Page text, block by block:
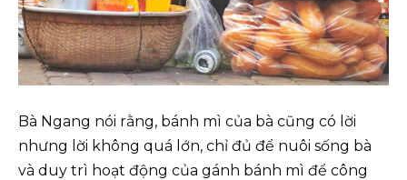
Bà Ngang nói rằng, bánh mì của bà cũng có lời
nhưng lời không quá lớn, chỉ đủ để nuôi sống bà
và duy trì hoạt động của gánh bánh mì để công